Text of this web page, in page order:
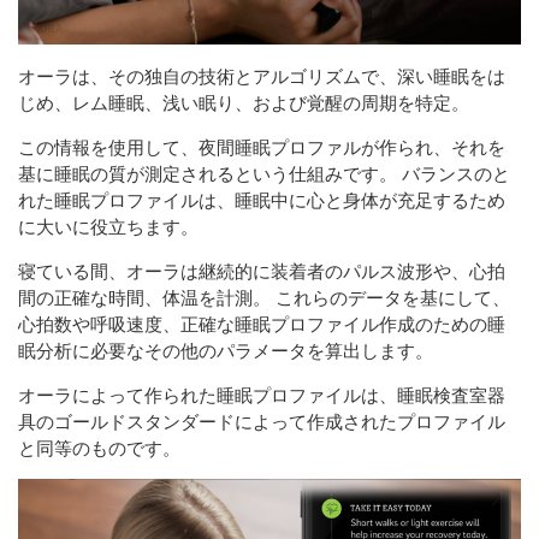
オーラは、その独自の技術とアルゴリズムで、深い睡眠をは
じめ、レム睡眠、浅い眠り、および覚醒の周期を特定。
この情報を使用して、夜間睡眠プロファルが作られ、それを
基に睡眠の質が測定されるという仕組みです。 バランスのと
れた睡眠プロファイルは、睡眠中に心と身体が充足するため
に大いに役立ちます。
寝ている間、オーラは継続的に装着者のパルス波形や、心拍
間の正確な時間、体温を計測。 これらのデータを基にして、
心拍数や呼吸速度、正確な睡眠プロファイル作成のための睡
眠分析に必要なその他のパラメータを算出します。
オーラによって作られた睡眠プロファイルは、睡眠検査室器
具のゴールドスタンダードによって作成されたプロファイル
と同等のものです。